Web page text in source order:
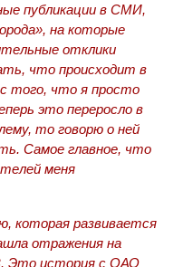
публикации в СМИ,
на которые
отклики
что происходит в
того, что я просто
это переросло в
то говорю о ней
Самое главное, что
меня
которая развивается
отражения на
Это история с ОАО